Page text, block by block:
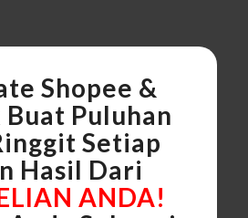
Shopee &
Puluhan
Setiap
Hasil Dari
ANDA!